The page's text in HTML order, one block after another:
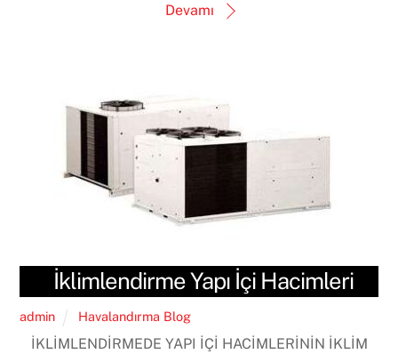
Devamı
İklimlendirme Yapı İçi Hacimleri
admin Havalandırma Blog
İKLİMLENDİRMEDE YAPI İÇİ HACİMLERİNİN İKLİM